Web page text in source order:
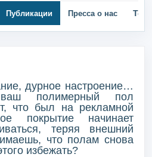
Публикации Пресса о нас
дурное настроение…
полимерный пол
что был на рекламной
покрытие начинает
теряя внешний
что полам снова
избежать?